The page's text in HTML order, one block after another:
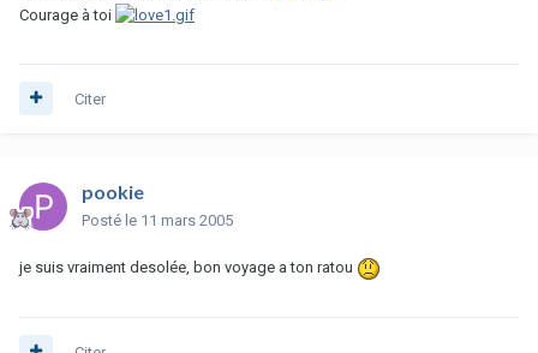
Courage à toi
Citer
pookie
Posté le 11 mars 2005
je suis vraiment desolée, bon voyage a ton ratou